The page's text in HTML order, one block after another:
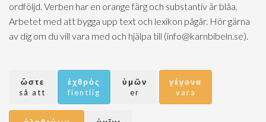
ordföljd. Verben har en orange färg och substantiv är blåa.
Arbetet med att bygga upp text och lexikon pågår. Hör gärna
av dig om du vill vara med och hjälpa till (info@karnbibeln.se).
ὥστε
så att
ἐχθρὸς
fientlig
ὑμῶν
er
γέγονα
vara